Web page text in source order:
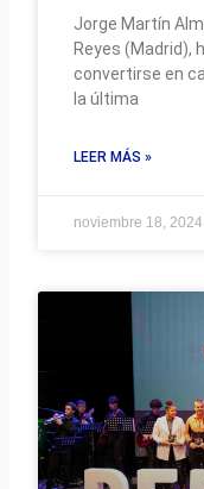
Jorge Martín
Reyes (Madrid),
convertirse en
la última
LEER MÁS »
noviembre 18, 2024